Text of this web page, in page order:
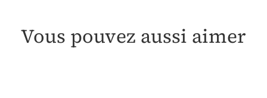
Vous pouvez aussi aimer